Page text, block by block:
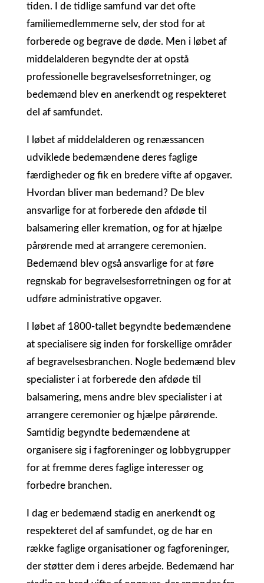
tiden. I de tidlige samfund var det ofte
familiemedlemmerne selv, der stod for at
forberede og begrave de døde. Men i løbet af
middelalderen begyndte der at opstå
professionelle begravelsesforretninger, og
bedemænd blev en anerkendt og respekteret
del af samfundet.
I løbet af middelalderen og renæssancen
udviklede bedemændene deres faglige
færdigheder og fik en bredere vifte af opgaver.
Hvordan bliver man bedemand? De blev
ansvarlige for at forberede den afdøde til
balsamering eller kremation, og for at hjælpe
pårørende med at arrangere ceremonien.
Bedemænd blev også ansvarlige for at føre
regnskab for begravelsesforretningen og for at
udføre administrative opgaver.
I løbet af 1800-tallet begyndte bedemændene
at specialisere sig inden for forskellige områder
af begravelsesbranchen. Nogle bedemænd blev
specialister i at forberede den afdøde til
balsamering, mens andre blev specialister i at
arrangere ceremonier og hjælpe pårørende.
Samtidig begyndte bedemændene at
organisere sig i fagforeninger og lobbygrupper
for at fremme deres faglige interesser og
forbedre branchen.
I dag er bedemænd stadig en anerkendt og
respekteret del af samfundet, og de har en
række faglige organisationer og fagforeninger,
der støtter dem i deres arbejde. Bedemænd har